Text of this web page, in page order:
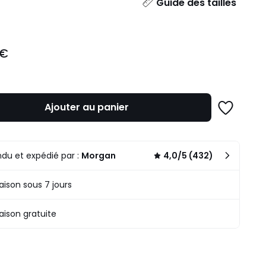
Ajouter au panier
Ajouter
et expédié par : Morgan 4,0/5 (432)
sous 7 jours
gratuite